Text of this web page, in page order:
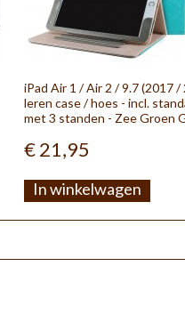
iPad Air 1 / Air 2 / 9.7 (2017 /
leren case / hoes - incl.
met 3 standen - Zee Groen
€ 21,95
In winkelwagen